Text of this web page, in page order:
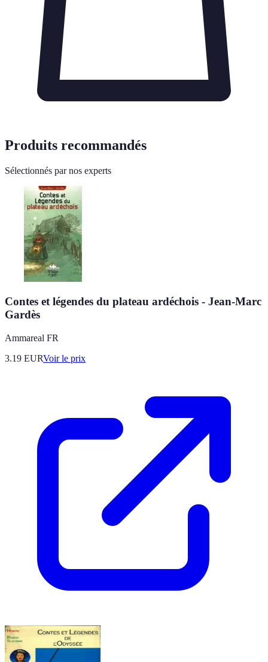
Produits recommandés
Sélectionnés par nos experts
Contes et légendes du plateau ardéchois - Jean-Marc
Gardès
Ammareal FR
3.19 EURVoir le prix